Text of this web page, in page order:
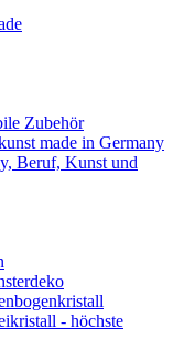
Zubehör
made in Germany
Beruf, Kunst und
- höchste